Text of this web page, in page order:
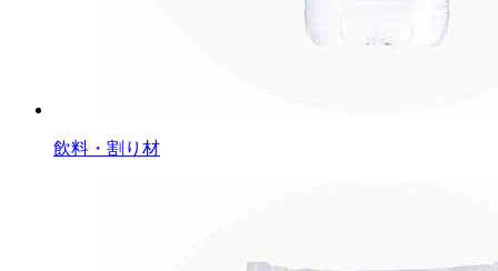
飲料・割り材